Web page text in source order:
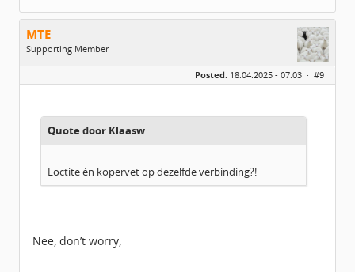
MTE
Supporting Member
Geslacht:
Leeftijd:
55
Posted: 18.04.2025 - 07:03 · #9
Quote door Klaasw
Loctite én kopervet op dezelfde verbinding?!
Nee, don’t worry,